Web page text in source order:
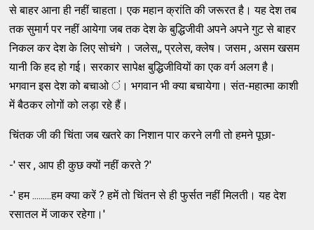
से बाहर आना ही नहीं चाहता। एक महान क्रांति की जरूरत है। यह देश तब
तक सुमार्ग पर नहीं आयेगा जब तक देश के बुद्धिजीवी अपने अपने गुट से बाहर
निकल कर देश के लिए सोचंगे । जलेस,, प्रलेस, क्‍लेष। जसम , असम खसम
यानी कि हद हो गई। सरकार सापेक्ष बुद्धिजीवियों का एक वर्ग अलग है।
भगवान इस देश को बचाओ ं। भगवान भी क्‍या बचायेगा। संत-महात्‍मा काशी
में बैठकर लोगों को लड़ा रहे हैं।
चिंतक जी की चिंता जब खतरे का निशान पार करने लगी तो हमने पूछा-
-' सर , आप ही कुछ क्‍यों नहीं करते ?'
-' हम .........हम क्‍या करें ? हमें तो चिंतन से ही फुर्सत नहीं मिलती। यह देश
रसातल में जाकर रहेगा।'